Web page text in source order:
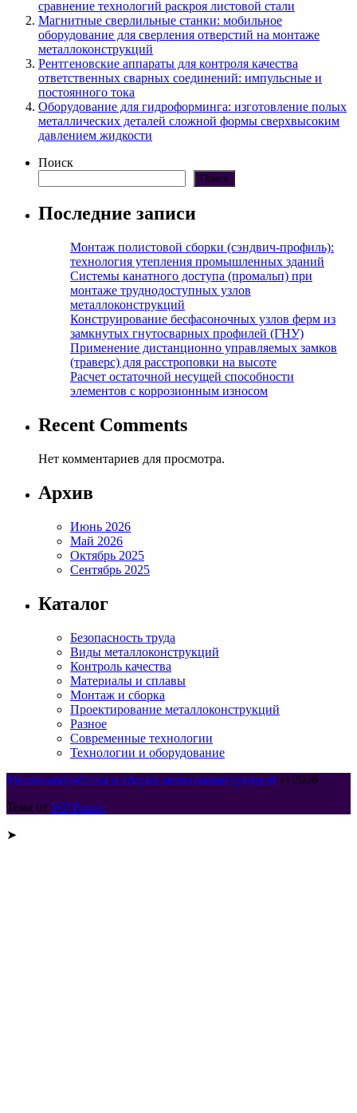
сравнение технологий раскроя листовой стали
Магнитные сверлильные станки: мобильное
оборудование для сверления отверстий на монтаже
металлоконструкций
Рентгеновские аппараты для контроля качества
ответственных сварных соединений: импульсные и
постоянного тока
Оборудование для гидроформинга: изготовление полых
металлических деталей сложной формы сверхвысоким
давлением жидкости
Поиск
Поиск
Последние записи
Монтаж полистовой сборки (сэндвич-профиль):
технология утепления промышленных зданий
Системы канатного доступа (промальп) при
монтаже труднодоступных узлов
металлоконструкций
Конструирование бесфасоночных узлов ферм из
замкнутых гнутосварных профилей (ГНУ)
Применение дистанционно управляемых замков
(траверс) для расстроповки на высоте
Расчет остаточной несущей способности
элементов с коррозионным износом
Recent Comments
Нет комментариев для просмотра.
Архив
Июнь 2026
Май 2026
Октябрь 2025
Сентябрь 2025
Каталог
Безопасность труда
Виды металлоконструкций
Контроль качества
Материалы и сплавы
Монтаж и сборка
Проектирование металлоконструкций
Разное
Современные технологии
Технологии и оборудование
Металлообработка и сборка металлоконструкций © 2026
Тема от WP Puzzle
➤